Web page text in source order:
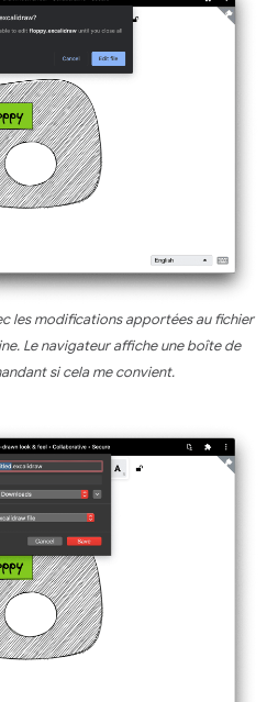
les modifications apportées au fichier
Le navigateur affiche une boîte de
si cela me convient.